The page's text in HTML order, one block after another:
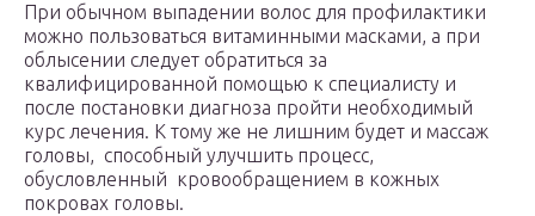
При обычном выпадении волос для профилактики
можно пользоваться витаминными масками, а при
облысении следует обратиться за
квалифицированной помощью к специалисту и
после постановки диагноза пройти необходимый
курс лечения. К тому же не лишним будет и массаж
головы, способный улучшить процесс,
обусловленный кровообращением в кожных
покровах головы.